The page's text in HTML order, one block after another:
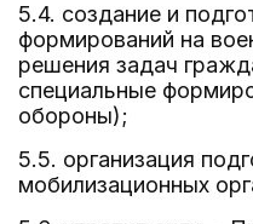
5.4. создание и
формирований на
решения задач
специальные
обороны);
5.5. организация
мобилизационных